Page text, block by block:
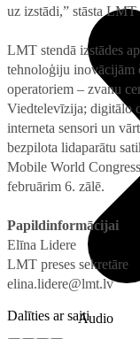
Audio
uz izstādi,” stāsta
LMT stendā izstādes
tehnoloģiju inovācijām
operatoriem – zvanu
Viedtelevīzija; digitālo
interneta sensori un
bezpilota lidaparātu
Mobile World
februārim 6. zālē.
Papildinformācijai
Elīna Lidere
LMT preses sekretāre
elina.lidere@lmt.lv
Dalīties ar saiti